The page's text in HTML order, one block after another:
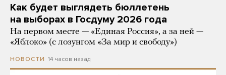
Как будет выглядеть бюллетень
на выборах в Госдуму 2026 года
На первом месте — «Единая Россия», а за ней —
«Яблоко» (с лозунгом «За мир и свободу»)
НОВОСТИ 14 часов назад